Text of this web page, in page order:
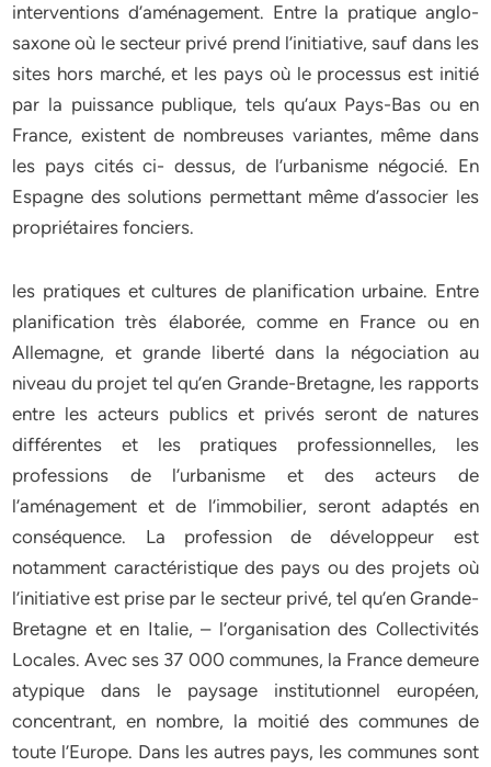
interventions d’aménagement. Entre la pratique anglo-
saxone où le secteur privé prend l’initiative, sauf dans les
sites hors marché, et les pays où le processus est initié
par la puissance publique, tels qu’aux Pays-Bas ou en
France, existent de nombreuses variantes, même dans
les pays cités ci- dessus, de l’urbanisme négocié. En
Espagne des solutions permettant même d’associer les
propriétaires fonciers.
les pratiques et cultures de planification urbaine. Entre
planification très élaborée, comme en France ou en
Allemagne, et grande liberté dans la négociation au
niveau du projet tel qu’en Grande-Bretagne, les rapports
entre les acteurs publics et privés seront de natures
différentes et les pratiques professionnelles, les
professions de l’urbanisme et des acteurs de
l’aménagement et de l’immobilier, seront adaptés en
conséquence. La profession de développeur est
notamment caractéristique des pays ou des projets où
l’initiative est prise par le secteur privé, tel qu’en Grande-
Bretagne et en Italie, – l’organisation des Collectivités
Locales. Avec ses 37 000 communes, la France demeure
atypique dans le paysage institutionnel européen,
concentrant, en nombre, la moitié des communes de
toute l’Europe. Dans les autres pays, les communes sont